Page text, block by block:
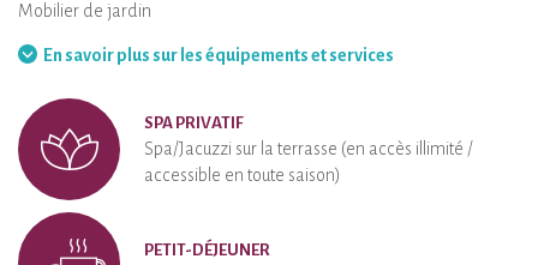
Mobilier de jardin
En savoir plus sur les équipements et services
SPA PRIVATIF
Spa/Jacuzzi sur la terrasse (en accès illimité /
accessible en toute saison)
PETIT-DÉJEUNER